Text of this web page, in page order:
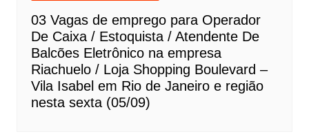
03 Vagas de emprego para Operador
De Caixa / Estoquista / Atendente De
Balcões Eletrônico na empresa
Riachuelo / Loja Shopping Boulevard –
Vila Isabel em Rio de Janeiro e região
nesta sexta (05/09)